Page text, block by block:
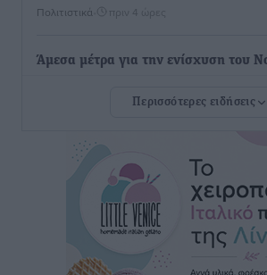
Πολιτιστικά πριν 4 ώρες
Άμεσα μέτρα για την ενίσχυση του
ανακοίνωσε ο Άδωνις Γεωργιάδης
Iατρικός Σύλλογος Ροδου προς Α.
Στρατηγικές Προτάσεις για την
Δημόσιας Υγείας στη Νησιωτική
Νοσοκομεία της Γ΄ Ζώνης
Τοπικές Ειδήσεις πριν 4 ώρες
Περισσότερες ειδήσεις